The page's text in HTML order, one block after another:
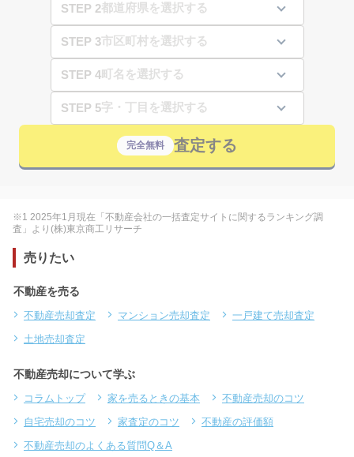
STEP 2
STEP 3
STEP 4
STEP 5
完全無料 査定する
※1 2025年1月現在「不動産会社の一括査定サイトに関するランキング調
査」より(株)東京商工リサーチ
売りたい
不動産を売る
不動産売却査定 マンション売却査定
一戸建て売却査定
土地売却査定
不動産売却について学ぶ
コラムトップ 家を売るときの基本
不動産売却のコツ
自宅売却のコツ
家査定のコツ
不動産の評価額
不動産売却のよくある質問Q＆A